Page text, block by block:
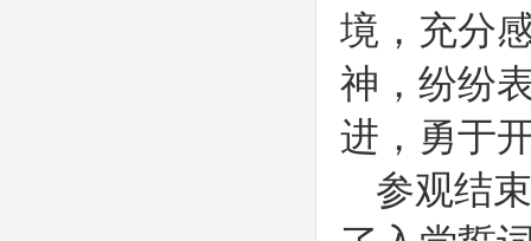
境，充分
神，纷纷
进，勇于
参观结